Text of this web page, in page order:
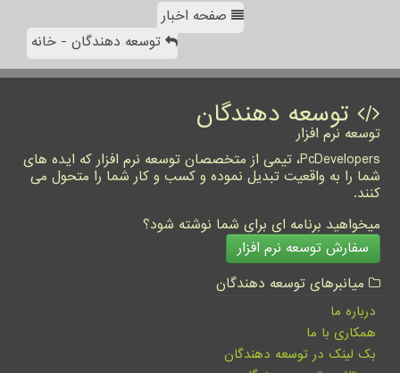
صفحه اخبار
توسعه دهندگان - خانه
توسعه دهندگان
توسعه نرم افزار
PcDevelopers، تیمی از متخصصان توسعه نرم افزار که ایده های
شما را به واقعیت تبدیل نموده و کسب و کار شما را متحول می
کنند.
میخواهید برنامه ای برای شما نوشته شود؟
سفارش توسعه نرم افزار
میانبرهای توسعه دهندگان
درباره ما
همکاری با ما
بک لینک در توسعه دهندگان